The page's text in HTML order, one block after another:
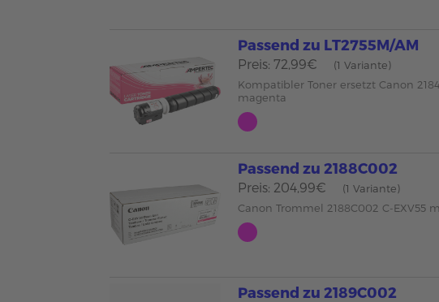
Passend zu LT2755M/AM
Preis: 72,99€
(1 Variante)
Kompatibler Toner ersetzt Canon
magenta
Passend zu 2188C002
Preis: 204,99€
(1 Variante)
Canon Trommel 2188C002 C-EXV55
Passend zu 2189C002